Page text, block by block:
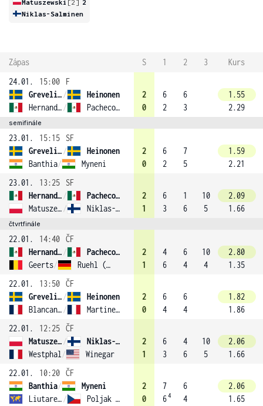
Matuszewski [2] 2
Niklas-Salminen
Zápas S 1 2 3
Kurs
24.01.
15:00
F
Grevelius /
Heinonen
Hernandez Serrano / Pacheco Mendez
2
0
6
2
6
3
1.55
2.29
semifinále
23.01. 15:15
SF
Grevelius /
Heinonen
Banthia/ Myneni
2
0
6
2
7
5
1.59
2.21
23.01.
13:25
SF
Hernandez Serrano /
Pacheco Mendez
Matuszewski / Niklas-Salminen (2)
2
1
6
3
1
6
10
5
2.09
1.66
čtvrtfinále
22.01. 14:40 ČF
Hernandez Serrano /
Pacheco Mendez
Geerts/ Ruehl (4)
2
1
4
6
6
4
10
4
2.80
1.35
22.01.
13:50 ČF
Grevelius /
Heinonen
Blancaneaux / Martineau
2
0
6
4
6
4
1.82
1.86
22.01.
12:25 ČF
Matuszewski /
Niklas-Salminen (2)
Westphal / Winegar
2
1
6
3
4
6
10
5
2.06
1.66
22.01.
10:20 ČF
Banthia/
Myneni
Liutarevich / Poljak (3)
2
0
7
64
6
4
2.06
1.65